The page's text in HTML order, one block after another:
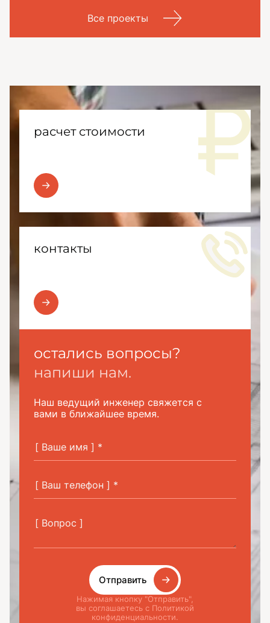
Все проекты
расчет стоимости
контакты
остались вопросы?
напиши нам.
Наш ведущий инженер свяжется с
вами в ближайшее время.
Отправить
Нажимая кнопку "Отправить",
вы соглашаетесь с Политикой
конфиденциальности.